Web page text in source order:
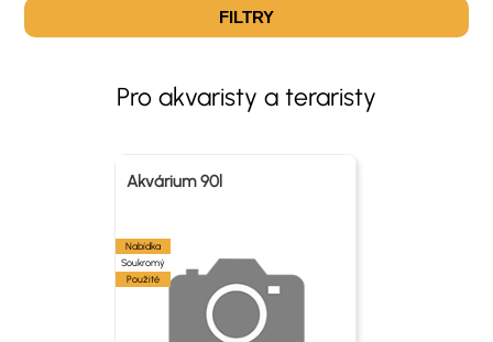
FILTRY
Pro akvaristy a teraristy
Akvárium 90l
Nabídka
Soukromý
Použité